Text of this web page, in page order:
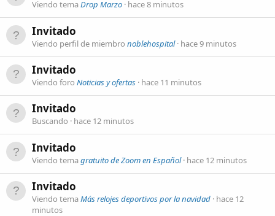
Viendo temaDrop Marzo hace 8 minutos
Invitado
Viendo perfil de miembro noblehospital hace 9 minutos
Invitado
Viendo foro Noticias y ofertas hace 11 minutos
Invitado
Buscando hace 12 minutos
Invitado
Viendo temagratuito de Zoom en Español hace 12 minutos
Invitado
Viendo temaMás relojes deportivos por la navidad hace 12
minutos